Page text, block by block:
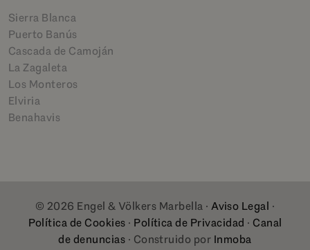
Sierra Blanca
Puerto Banús
Cascada de Camoján
La Zagaleta
Los Monteros
Elviria
Benahavis
© 2026 Engel & Völkers Marbella ·Aviso Legal ·
Política de Cookies · Política de Privacidad · Canal
de denuncias · Construido por Inmoba